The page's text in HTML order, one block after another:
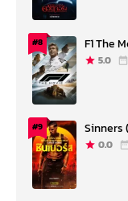
#8 F1 The
5.0
#9 Sinners
0.0